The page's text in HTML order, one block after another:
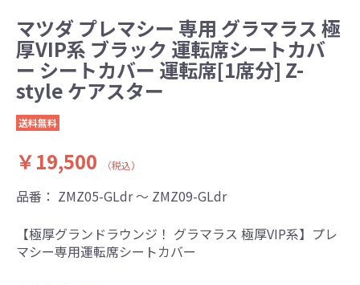
マツダ プレマシー 専用 グラマラス 極
厚VIP系 ブラック 運転席シートカバ
ー シートカバー 運転席[1席分] Z-
style ケアスター
送料無料
￥19,500 （税込）
品番： ZMZ05-GLdr ～ ZMZ09-GLdr
【極厚グランドラウンジ！ グラマラス 極厚VIP系】プレ
マシー専用運転席シートカバー